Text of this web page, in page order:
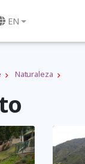
EN
Naturaleza